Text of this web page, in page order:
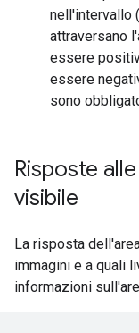
nell'intervallo
attraversano
essere
essere
sono
Risposte
visibile
La risposta
immagini e a quali
informazioni